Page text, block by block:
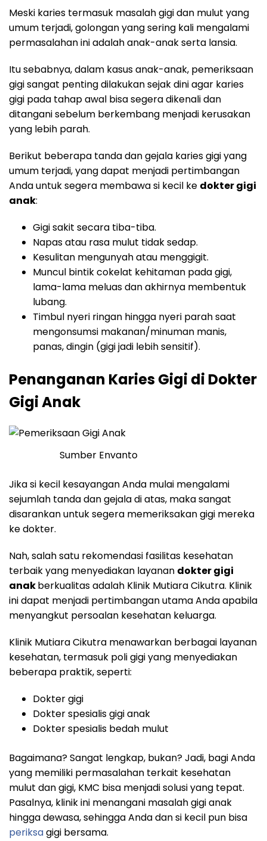
Meski karies termasuk masalah gigi dan mulut yang
umum terjadi, golongan yang sering kali mengalami
permasalahan ini adalah anak-anak serta lansia.
Itu sebabnya, dalam kasus anak-anak, pemeriksaan
gigi sangat penting dilakukan sejak dini agar karies
gigi pada tahap awal bisa segera dikenali dan
ditangani sebelum berkembang menjadi kerusakan
yang lebih parah.
Berikut beberapa tanda dan gejala karies gigi yang
umum terjadi, yang dapat menjadi pertimbangan
Anda untuk segera membawa si kecil ke dokter gigi
anak:
Gigi sakit secara tiba-tiba.
Napas atau rasa mulut tidak sedap.
Kesulitan mengunyah atau menggigit.
Muncul bintik cokelat kehitaman pada gigi,
lama-lama meluas dan akhirnya membentuk
lubang.
Timbul nyeri ringan hingga nyeri parah saat
mengonsumsi makanan/minuman manis,
panas, dingin (gigi jadi lebih sensitif).
Penanganan Karies Gigi di Dokter
Gigi Anak
Sumber Envanto
Jika si kecil kesayangan Anda mulai mengalami
sejumlah tanda dan gejala di atas, maka sangat
disarankan untuk segera memeriksakan gigi mereka
ke dokter.
Nah, salah satu rekomendasi fasilitas kesehatan
terbaik yang menyediakan layanan dokter gigi
anakberkualitas adalah Klinik Mutiara Cikutra. Klinik
ini dapat menjadi pertimbangan utama Anda apabila
menyangkut persoalan kesehatan keluarga.
Klinik Mutiara Cikutra menawarkan berbagai layanan
kesehatan, termasuk poli gigi yang menyediakan
beberapa praktik, seperti:
Dokter gigi
Dokter spesialis gigi anak
Dokter spesialis bedah mulut
Bagaimana? Sangat lengkap, bukan? Jadi, bagi Anda
yang memiliki permasalahan terkait kesehatan
mulut dan gigi, KMC bisa menjadi solusi yang tepat.
Pasalnya, klinik ini menangani masalah gigi anak
hingga dewasa, sehingga Anda dan si kecil pun bisa
periksagigi bersama.